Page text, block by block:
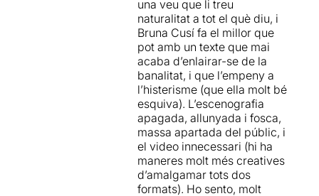
Per poder veure la ressenya
original, només cal clicar en
aquestENLLAÇ
una veu que li treu
naturalitat a tot el què diu, i
Bruna Cusí fa el millor que
pot amb un texte que mai
acaba d’enlairar-se de la
banalitat, i que l’empeny a
l’histerisme (que ella molt bé
esquiva). L’escenografia
apagada, allunyada i fosca,
massa apartada del públic, i
el video innecessari (hi ha
maneres molt més creatives
d’amalgamar tots dos
formats). Ho sento, molt